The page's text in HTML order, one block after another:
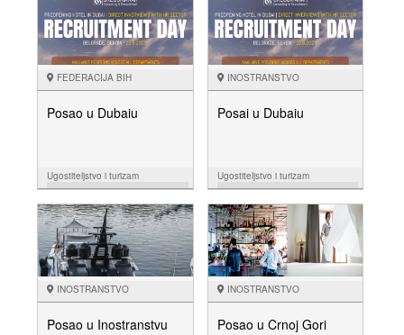
NUDIM NUDIM
FEDERACIJA BIH
Posao u Dubaiu
Ugostiteljstvo i turizam
NUDIM
INOSTRANSTVO
Posai u Dubaiu
Ugostiteljstvo i turizam
NUDIM
INOSTRANSTVO
Posao u Inostranstvu
INOSTRANSTVO
Posao u Crnoj Gori